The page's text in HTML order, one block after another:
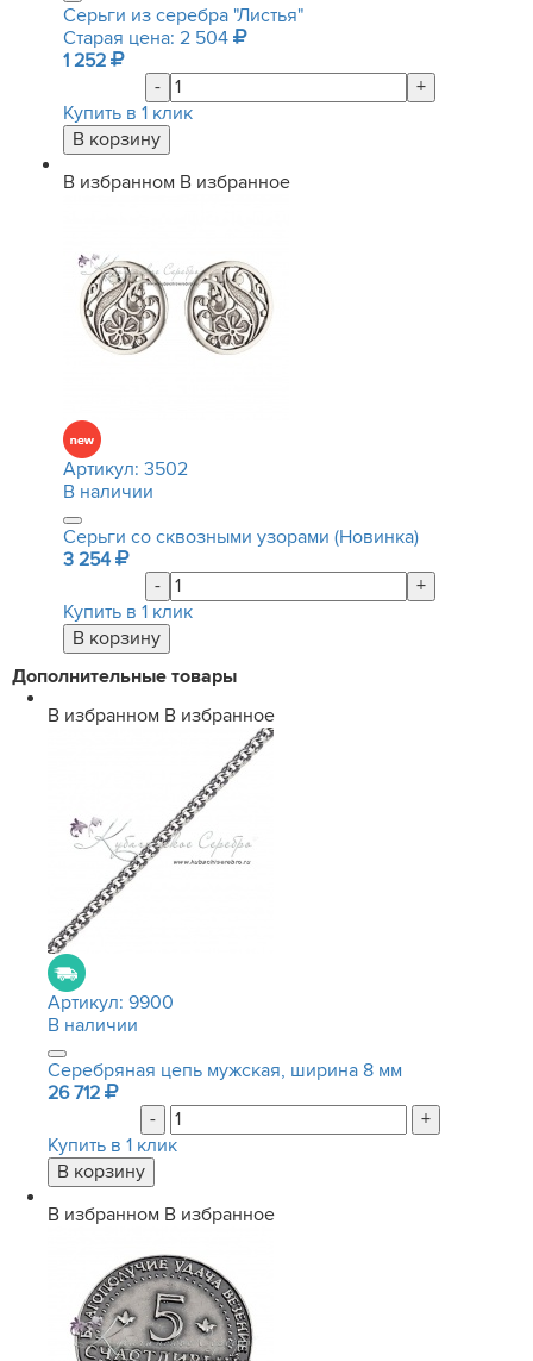
Серьги из серебра "Листья"
Старая цена: 2 504
1 252
-
+
Купить в 1 клик
В избранном В избранное
Артикул: 3502
В наличии
Серьги со сквозными узорами (Новинка)
3 254
-
+
Купить в 1 клик
Дополнительные товары
В избранном В избранное
Артикул: 9900
В наличии
Серебряная цепь мужская, ширина 8 мм
26 712
-
+
Купить в 1 клик
В избранном В избранное